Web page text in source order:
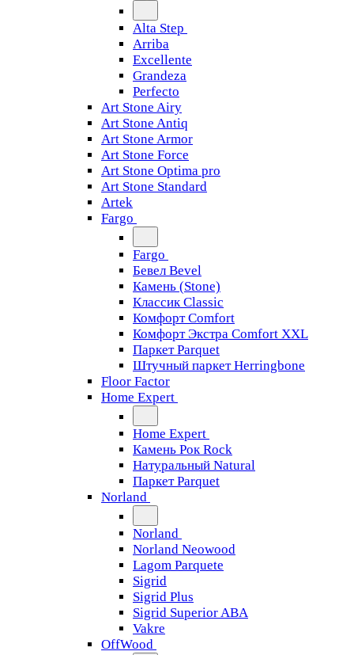
Alta Step
Arriba
Excellente
Grandeza
Perfecto
Art Stone Airy
Art Stone Antiq
Art Stone Armor
Art Stone Force
Art Stone Optima pro
Art Stone Standard
Artek
Fargo
Fargo
Бевел Bevel
Камень (Stone)
Классик Classic
Комфорт Comfort
Комфорт Экстра Comfort XXL
Паркет Parquet
Штучный паркет Herringbone
Floor Factor
Home Expert
Home Expert
Камень Рок Rock
Натуральный Natural
Паркет Parquet
Norland
Norland
Norland Neowood
Lagom Parquete
Sigrid
Sigrid Plus
Sigrid Superior ABA
Vakre
OffWood